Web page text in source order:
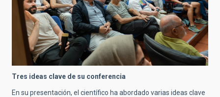
Tres ideas clave de su conferencia
En su presentación, el científico ha abordado varias ideas clave